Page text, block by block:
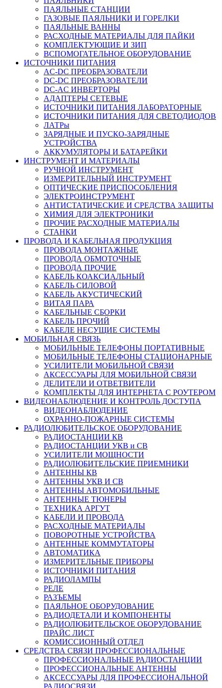
ПАЯЛЬНЫЕ СТАНЦИИ
ГАЗОВЫЕ ПАЯЛЬНИКИ И ГОРЕЛКИ
ПАЯЛЬНЫЕ ВАННЫ
РАСХОДНЫЕ МАТЕРИАЛЫ ДЛЯ ПАЙКИ
КОМПЛЕКТУЮЩИЕ И ЗИП
ВСПОМОГАТЕЛЬНОЕ ОБОРУДОВАНИЕ
ИСТОЧНИКИ ПИТАНИЯ
AC-DC ПРЕОБРАЗОВАТЕЛИ
DC-DC ПРЕОБРАЗОВАТЕЛИ
DC-AC ИНВЕРТОРЫ
АДАПТЕРЫ СЕТЕВЫЕ
ИСТОЧНИКИ ПИТАНИЯ ЛАБОРАТОРНЫЕ
ИСТОЧНИКИ ПИТАНИЯ ДЛЯ СВЕТОДИОДОВ
ЛАТРы
ЗАРЯДНЫЕ И ПУСКО-ЗАРЯДНЫЕ
УСТРОЙСТВА
АККУМУЛЯТОРЫ И БАТАРЕЙКИ
ИНСТРУМЕНТ И МАТЕРИАЛЫ
РУЧНОЙ ИНСТРУМЕНТ
ИЗМЕРИТЕЛЬНЫЙ ИНСТРУМЕНТ
ОПТИЧЕСКИЕ ПРИСПОСОБЛЕНИЯ
ЭЛЕКТРОИНСТРУМЕНТ
АНТИСТАТИЧЕСКИЕ И СРЕДСТВА ЗАЩИТЫ
ХИМИЯ ДЛЯ ЭЛЕКТРОНИКИ
ПРОЧИЕ РАСХОДНЫЕ МАТЕРИАЛЫ
СТАНКИ
ПРОВОДА И КАБЕЛЬНАЯ ПРОДУКЦИЯ
ПРОВОДА МОНТАЖНЫЕ
ПРОВОДА ОБМОТОЧНЫЕ
ПРОВОДА ПРОЧИЕ
КАБЕЛЬ КОАКСИАЛЬНЫЙ
КАБЕЛЬ СИЛОВОЙ
КАБЕЛЬ АКУСТИЧЕСКИЙ
ВИТАЯ ПАРА
КАБЕЛЬНЫЕ СБОРКИ
КАБЕЛЬ ПРОЧИЙ
КАБЕЛЕ НЕСУЩИЕ СИСТЕМЫ
МОБИЛЬНАЯ СВЯЗЬ
МОБИЛЬНЫЕ ТЕЛЕФОНЫ ПОРТАТИВНЫЕ
МОБИЛЬНЫЕ ТЕЛЕФОНЫ СТАЦИОНАРНЫЕ
УСИЛИТЕЛИ МОБИЛЬНОЙ СВЯЗИ
АКСЕССУАРЫ ДЛЯ МОБИЛЬНОЙ СВЯЗИ
ДЕЛИТЕЛИ И ОТВЕТВИТЕЛИ
КОМПЛЕКТЫ ДЛЯ ИНТЕРНЕТА С РОУТЕРОМ
ВИДЕОНАБЛЮДЕНИЕ И КОНТРОЛЬ ДОСТУПА
ВИДЕОНАБЛЮДЕНИЕ
ОХРАННО-ПОЖАРНЫЕ СИСТЕМЫ
РАДИОЛЮБИТЕЛЬСКОЕ ОБОРУДОВАНИЕ
РАДИОСТАНЦИИ КВ
РАДИОСТАНЦИИ УКВ и СВ
УСИЛИТЕЛИ МОЩНОСТИ
РАДИОЛЮБИТЕЛЬСКИЕ ПРИЕМНИКИ
АНТЕННЫ КВ
АНТЕННЫ УКВ И СВ
АНТЕННЫ АВТОМОБИЛЬНЫЕ
АНТЕННЫЕ ТЮНЕРЫ
ТЕХНИКА АРГУТ
КАБЕЛИ И ПРОВОДА
РАСХОДНЫЕ МАТЕРИАЛЫ
ПОВОРОТНЫЕ УСТРОЙСТВА
АНТЕННЫЕ КОММУТАТОРЫ
АВТОМАТИКА
ИЗМЕРИТЕЛЬНЫЕ ПРИБОРЫ
ИСТОЧНИКИ ПИТАНИЯ
РАДИОЛАМПЫ
РЕЛЕ
РАЗЪЕМЫ
ПАЯЛЬНОЕ ОБОРУДОВАНИЕ
РАДИОДЕТАЛИ И КОМПОНЕНТЫ
РАДИОЛЮБИТЕЛЬСКОЕ ОБОРУДОВАНИЕ
ПРАЙС ЛИСТ
КОМИССИОННЫЙ ОТДЕЛ
СРЕДСТВА СВЯЗИ ПРОФЕССИОНАЛЬНЫЕ
ПРОФЕССИОНАЛЬНЫЕ РАДИОСТАНЦИИ
ПРОФЕССИОНАЛЬНЫЕ АНТЕННЫ
АКСЕССУАРЫ ДЛЯ ПРОФЕССИОНАЛЬНОЙ
РАДИОСВЯЗИ